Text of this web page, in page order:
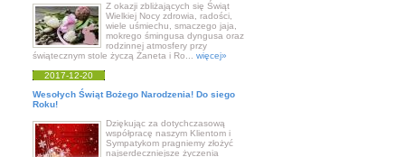
Z okazji zbliżających się Świąt
Wielkiej Nocy zdrowia, radości,
wiele uśmiechu, smaczego jaja,
mokrego śmingusa dyngusa oraz
rodzinnej atmosfery przy
świątecznym stole życzą Żaneta i Ro... więcej»
2017-12-20
Wesołych Świąt Bożego Narodzenia! Do siego
Roku!
Dziękując za dotychczasową
współpracę naszym Klientom i
Sympatykom pragniemy złożyć
najserdeczniejsze życzenia